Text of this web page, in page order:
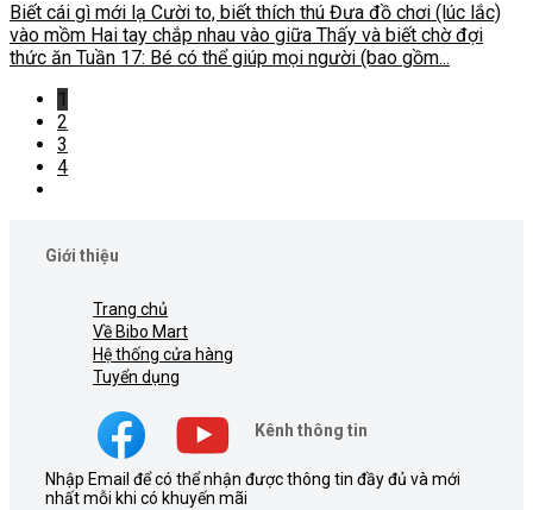
Biết cái gì mới lạ Cười to, biết thích thú Đưa đồ chơi (lúc lắc)
vào mồm Hai tay chắp nhau vào giữa Thấy và biết chờ đợi
thức ăn Tuần 17: Bé có thể giúp mọi người (bao gồm...
1
2
3
4
Giới thiệu
Trang chủ
Về Bibo Mart
Hệ thống cửa hàng
Tuyển dụng
Kênh thông tin
Nhập Email để có thể nhận được thông tin đầy đủ và mới
nhất mỗi khi có khuyến mãi